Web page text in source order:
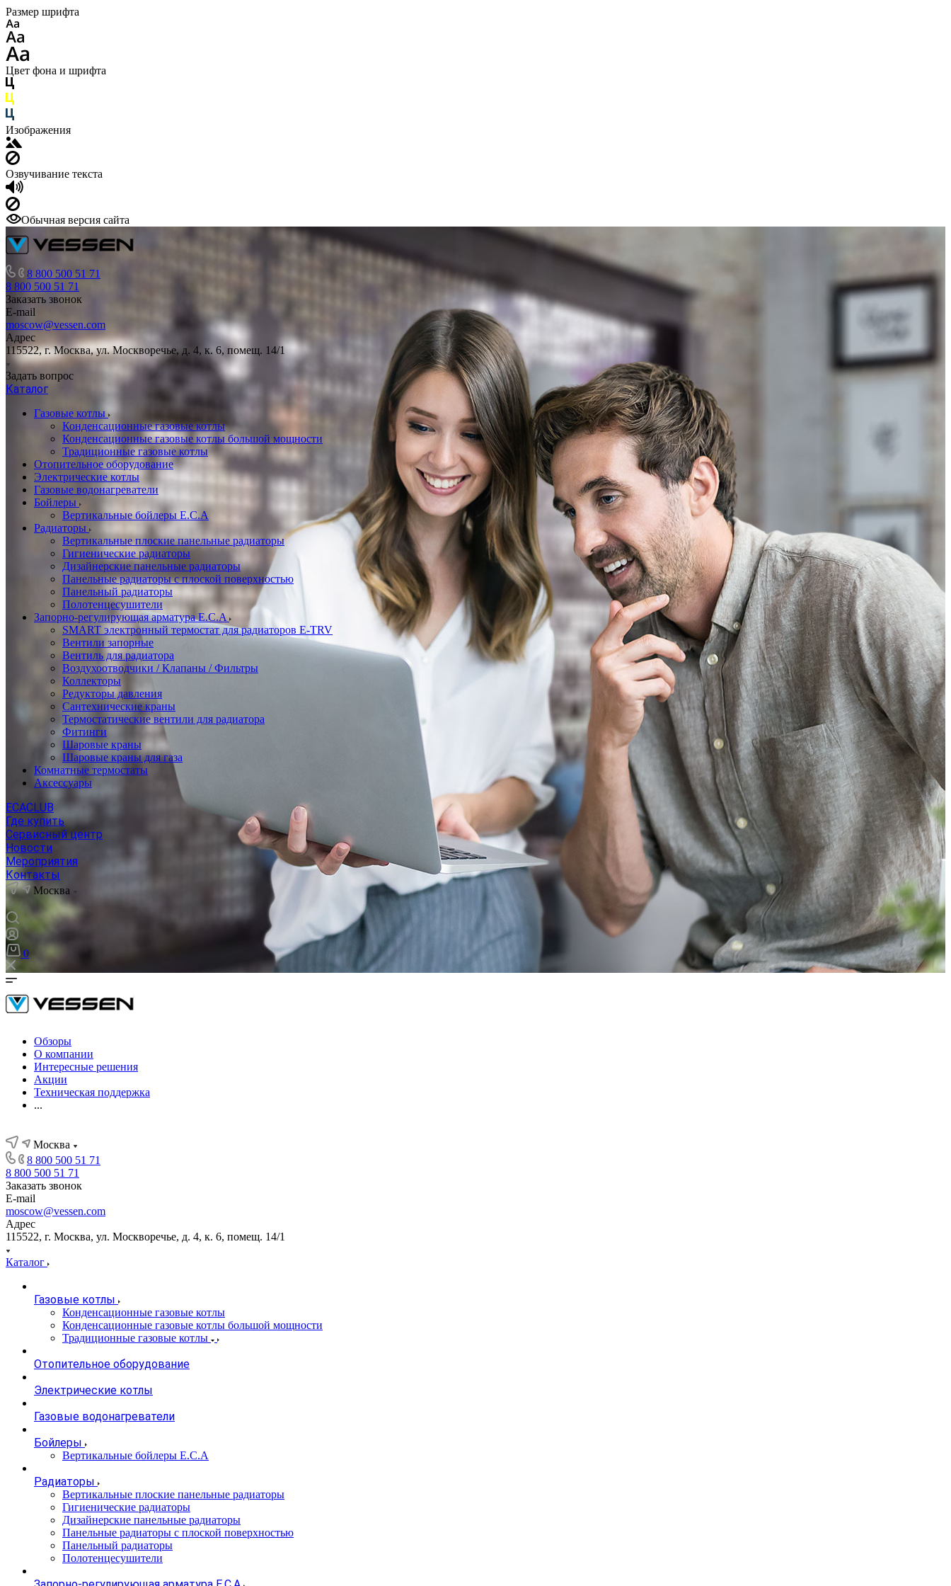
Размер шрифта
Цвет фона и шрифта
Изображения
Озвучивание текста
Обычная версия сайта
8 800 500 51 71
8 800 500 51 71
Заказать звонок
E-mail
moscow@vessen.com
Адрес
115522, г. Москва, ул. Москворечье, д. 4, к. 6, помещ. 14/1
Задать вопрос
Каталог
Газовые котлы
Конденсационные газовые котлы
Конденсационные газовые котлы большой мощности
Традиционные газовые котлы
Отопительное оборудование
Электрические котлы
Газовые водонагреватели
Бойлеры
Вертикальные бойлеры E.C.A
Радиаторы
Вертикальные плоские панельные радиаторы
Гигиенические радиаторы
Дизайнерские панельные радиаторы
Панельные радиаторы с плоской поверхностью
Панельный радиаторы
Полотенцесушители
Запорно-регулирующая арматура E.C.A
SMART электронный термостат для радиаторов E-TRV
Вентили запорные
Вентиль для радиатора
Воздухоотводчики / Клапаны / Фильтры
Коллекторы
Редукторы давления
Сантехнические краны
Термостатические вентили для радиатора
Фитинги
Шаровые краны
Шаровые краны для газа
Комнатные термостаты
Аксессуары
ECACLUB
Где купить
Сервисный центр
Новости
Мероприятия
Контакты
Москва
0
Обзоры
О компании
Интересные решения
Акции
Техническая поддержка
...
Москва
8 800 500 51 71
8 800 500 51 71
Заказать звонок
E-mail
moscow@vessen.com
Адрес
115522, г. Москва, ул. Москворечье, д. 4, к. 6, помещ. 14/1
Каталог
Газовые котлы
Конденсационные газовые котлы
Конденсационные газовые котлы большой мощности
Традиционные газовые котлы
Отопительное оборудование
Электрические котлы
Газовые водонагреватели
Бойлеры
Вертикальные бойлеры E.C.A
Радиаторы
Вертикальные плоские панельные радиаторы
Гигиенические радиаторы
Дизайнерские панельные радиаторы
Панельные радиаторы с плоской поверхностью
Панельный радиаторы
Полотенцесушители